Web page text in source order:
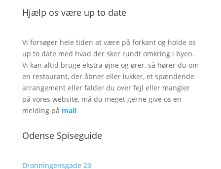
Hjælp os være up to date
Vi forsøger hele tiden at være på forkant og holde os
up to date med hvad der sker rundt omkring i byen.
Vi kan altid bruge ekstra øjne og ører, så hører du om
en restaurant, der åbner eller lukker, et spændende
arrangement eller falder du over fejl eller mangler
på vores website, må du meget gerne give os en
melding på mail
Odense Spiseguide
Dronningensgade 23